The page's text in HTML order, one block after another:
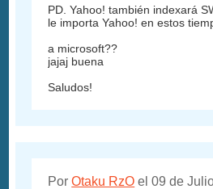
PD. Yahoo! también indexará
le importa Yahoo! en estos
a microsoft??
jajaj buena
Saludos!
PorOtaku RzO el 09 de